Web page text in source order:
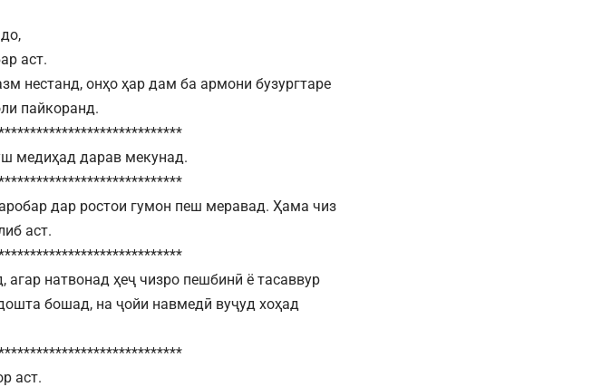
аст.
нестанд, онҳо ҳар дам ба армони бузургтаре
пайкоранд.
медиҳад дарав мекунад.
дар ростои гумон пеш меравад. Ҳама чиз
аст.
натвонад ҳеҷ чизро пешбинӣ ё тасаввур
бошад, на ҷойи навмедӣ вуҷуд хоҳад
аст.